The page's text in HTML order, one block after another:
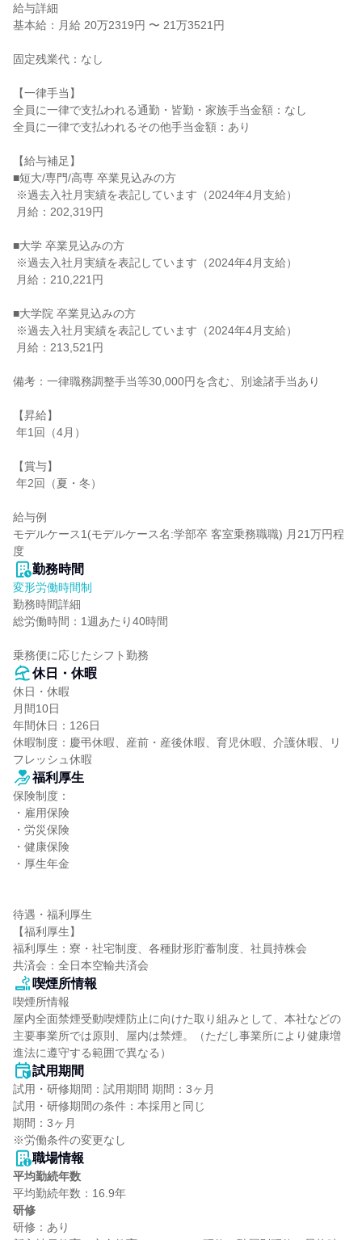
給与詳細
基本給：月給 20万2319円 〜 21万3521円
固定残業代：なし
【一律手当】
全員に一律で支払われる通勤・皆勤・家族手当金額：なし
全員に一律で支払われるその他手当金額：あり
【給与補足】
■短大/専門/高専 卒業見込みの方
■大学 卒業見込みの方
■大学院 卒業見込みの方
備考：一律職務調整手当等30,000円を含む、別途諸手当あり
【昇給】
【賞与】
給与例
モデルケース1(モデルケース名:学部卒 客室乗務職職) 月21万円程
度
勤務時間
変形労働時間制
勤務時間詳細
総労働時間：1週あたり40時間
乗務便に応じたシフト勤務
休日・休暇
休日・休暇
月間10日
年間休日：126日
休暇制度：慶弔休暇、産前・産後休暇、育児休暇、介護休暇、リ
フレッシュ休暇
福利厚生
保険制度：
・雇用保険
・労災保険
・健康保険
・厚生年金
待遇・福利厚生
【福利厚生】
福利厚生：寮・社宅制度、各種財形貯蓄制度、社員持株会
共済会：全日本空輸共済会
喫煙所情報
喫煙所情報
屋内全面禁煙受動喫煙防止に向けた取り組みとして、本社などの
主要事業所では原則、屋内は禁煙。（ただし事業所により健康増
進法に遵守する範囲で異なる）
試用期間
試用・研修期間：試用期間 期間：3ヶ月
試用・研修期間の条件：本採用と同じ
期間：3ヶ月
職場情報
平均勤続年数
研修
研修：あり